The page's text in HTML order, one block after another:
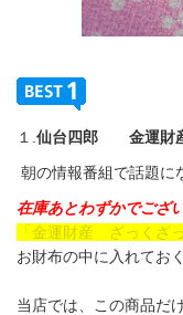
１. 仙台四郎 金運財
朝の情報番組で話題に
在庫あとわずかでござ
「金運財産 ざっくざっ
お財布の中に入れてお
当店では、この商品だ